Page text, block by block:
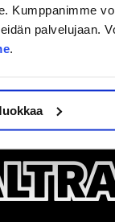
Kumppanimme
palvelujaan.
.